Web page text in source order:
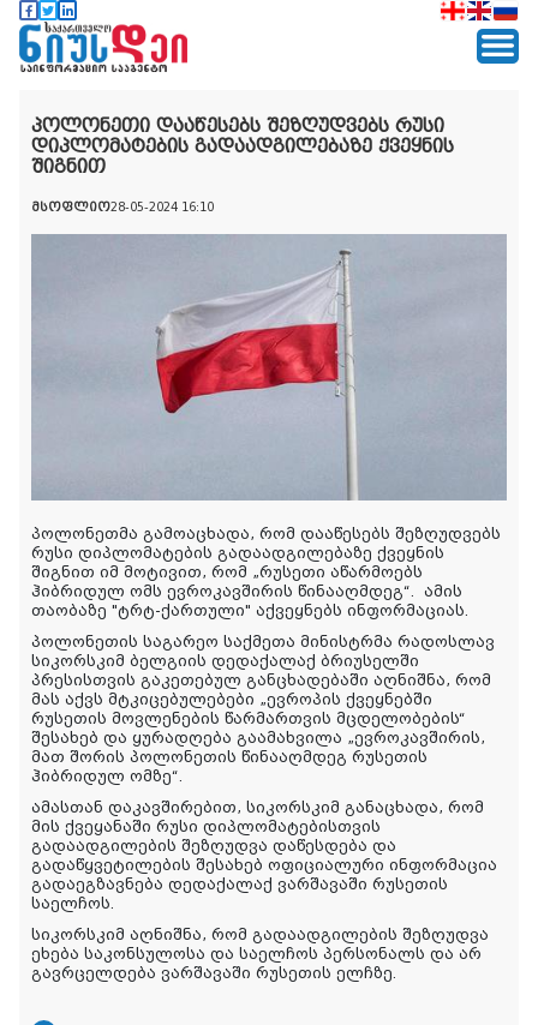
პოლონეთი დააწესებს შეზღუდვებს რუსი
დიპლომატების გადაადგილებაზე ქვეყნის
შიგნით
მსოფლიო28-05-2024 16:10
პოლონეთმა გამოაცხადა, რომ დააწესებს შეზღუდვებს
რუსი დიპლომატების გადაადგილებაზე ქვეყნის
შიგნით იმ მოტივით, რომ „რუსეთი აწარმოებს
ჰიბრიდულ ომს ევროკავშირის წინააღმდეგ“. ამის
თაობაზე "ტრტ-ქართული" აქვეყნებს ინფორმაციას.
პოლონეთის საგარეო საქმეთა მინისტრმა რადოსლავ
სიკორსკიმ ბელგიის დედაქალაქ ბრიუსელში
პრესისთვის გაკეთებულ განცხადებაში აღნიშნა, რომ
მას აქვს მტკიცებულებები „ევროპის ქვეყნებში
რუსეთის მოვლენების წარმართვის მცდელობების“
შესახებ და ყურადღება გაამახვილა „ევროკავშირის,
მათ შორის პოლონეთის წინააღმდეგ რუსეთის
ჰიბრიდულ ომზე“.
ამასთან დაკავშირებით, სიკორსკიმ განაცხადა, რომ
მის ქვეყანაში რუსი დიპლომატებისთვის
გადაადგილების შეზღუდვა დაწესდება და
გადაწყვეტილების შესახებ ოფიციალური ინფორმაცია
გადაეგზავნება დედაქალაქ ვარშავაში რუსეთის
საელჩოს.
სიკორსკიმ აღნიშნა, რომ გადაადგილების შეზღუდვა
ეხება საკონსულოსა და საელჩოს პერსონალს და არ
გავრცელდება ვარშავაში რუსეთის ელჩზე.